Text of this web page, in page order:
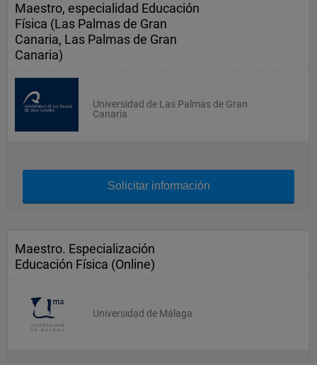
Maestro, especialidad Educación
Física (Las Palmas de Gran
Canaria, Las Palmas de Gran
Canaria)
Universidad de Las Palmas de Gran
Canaria
Solicitar información
Maestro. Especialización
Educación Física (Online)
Universidad de Málaga